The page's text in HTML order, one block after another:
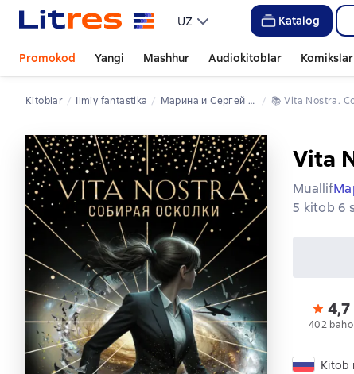
UZ Katalog
Promokod Yangi Mashhur Audiokitoblar
Kitoblar ilmiy fantastika Марина и Сергей Дяченко 📚 Vita Nostra.
Vita
Muallif
5 kitob 6
4,7
402 baho
Kitob